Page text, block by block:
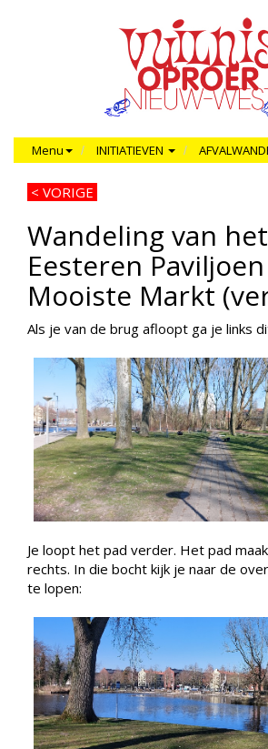
Menu INITIATIEVEN
< VORIGE
Wandeling van
Eesteren
Mooiste Markt
Als je van de brug afloopt ga je links
Je loopt het pad verder. Het pad
rechts. In die bocht kijk je naar de
te lopen: